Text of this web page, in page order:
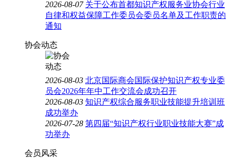
2026-08-07 关于公布首都知识产权服务业协会行业
自律和权益保障工作委员会委员名单及工作职责的
通知
协会动态
2026-08-03 北京国际商会国际保护知识产权专业委
员会2026年年中工作交流会成功召开
2026-08-03 知识产权综合服务职业技能提升培训班
成功举办
2026-07-28 第四届“知识产权行业职业技能大赛”成
功举办
会员风采